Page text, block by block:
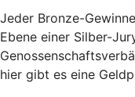
Jeder Bronze-
Ebene einer Silber-
hier gibt es eine